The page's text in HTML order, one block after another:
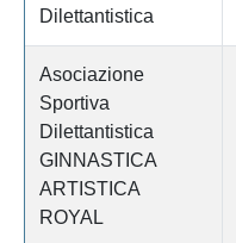
Dilettantistica
Asociazione
Sportiva
Dilettantistica
GINNASTICA
ARTISTICA
ROYAL